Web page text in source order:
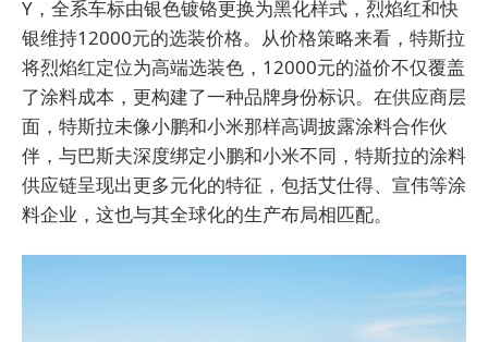
Y，全系车标由银色镀铬更换为黑化样式，烈焰红和快
银维持12000元的选装价格。从价格策略来看，特斯拉
将烈焰红定位为高端选装色，12000元的溢价不仅覆盖
了涂料成本，更构建了一种品牌身份标识。在供应商层
面，特斯拉未像小鹏和小米那样高调披露涂料合作伙
伴，与巴斯夫深度绑定小鹏和小米不同，特斯拉的涂料
供应链呈现出更多元化的特征，包括艾仕得、宣伟等涂
料企业，这也与其全球化的生产布局相匹配。